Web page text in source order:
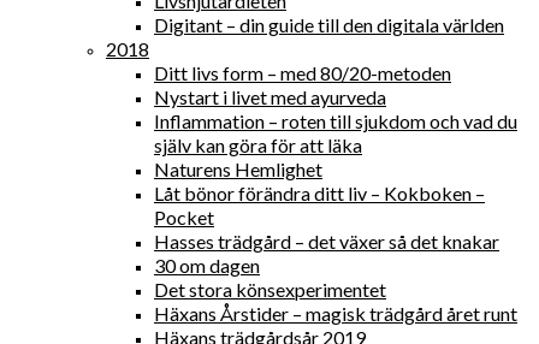
Digitant – din guide till den digitala världen
2018
Ditt livs form – med 80/20-metoden
Nystart i livet med ayurveda
Inflammation – roten till sjukdom och vad du
själv kan göra för att läka
Naturens Hemlighet
Låt bönor förändra ditt liv – Kokboken –
Pocket
Hasses trädgård – det växer så det knakar
30 om dagen
Det stora könsexperimentet
Häxans Årstider – magisk trädgård året runt
Häxans trädgårdsår 2019